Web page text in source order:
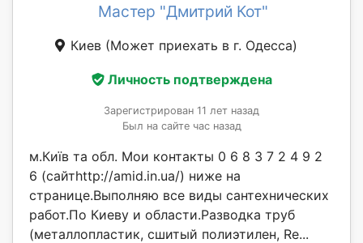
Мастер "Дмитрий Кот"
Киев (Может приехать в г. Одесса)
Личность подтверждена
Зарегистрирован 11 лет назад
Был на сайте час назад
м.Київ та обл. Мои контакты 0 6 8 3 7 2 4 9 2
6 (сайтhttp://amid.in.ua/) ниже на
странице.Выполняю все виды сантехнических
работ.По Киеву и области.Разводка труб
(металлопластик, сшитый полиэтилен, Re...